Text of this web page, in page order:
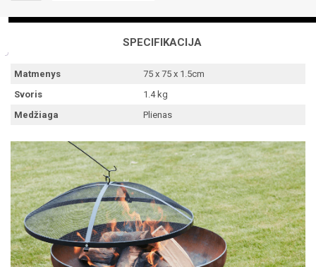
nuo
SPECIFIKACIJA
Matmenys
75 x 75 x 1.5cm
Svoris
1.4 kg
Medžiaga
Plienas